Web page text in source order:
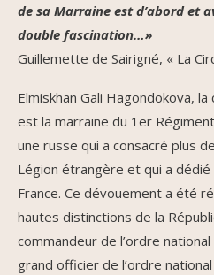
de sa Marraine est d’abord et
double fascination…»
Guillemette de Sairigné, « La
Elmiskhan Gali Hagondokova,
est la marraine du 1er
une russe qui a consacré plus
Légion étrangère et qui a
France. Ce dévouement a été
hautes distinctions de la
commandeur de l’ordre national
grand officier de l’ordre